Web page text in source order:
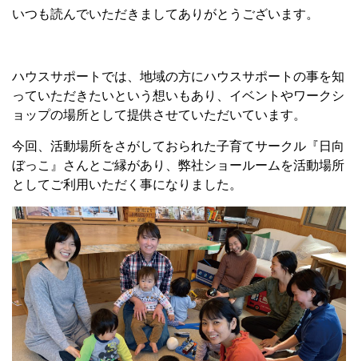
いつも読んでいただきましてありがとうございます。
ハウスサポートでは、地域の方にハウスサポートの事を知
っていただきたいという想いもあり、イベントやワークシ
ョップの場所として提供させていただいています。
今回、活動場所をさがしておられた子育てサークル『日向
ぼっこ』さんとご縁があり、弊社ショールームを活動場所
としてご利用いただく事になりました。